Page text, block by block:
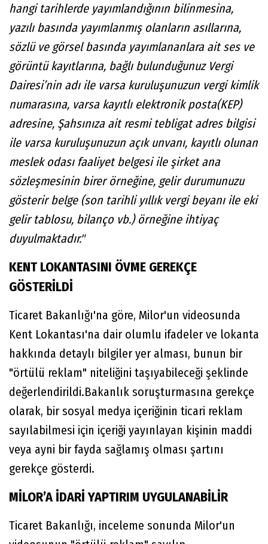
hangi tarihlerde yayımlandığının bilinmesina,
yazılı basında yayımlanmış olanların asıllarına,
sözlü ve görsel basında yayımlananlara ait ses ve
görüntü kayıtlarına, bağlı bulunduğunuz Vergi
Dairesi’nin adı ile varsa kuruluşunuzun vergi kimlik
numarasına, varsa kayıtlı elektronik posta(KEP)
adresine, Şahsınıza ait resmi tebligat adres bilgisi
ile varsa kuruluşunuzun açık unvanı, kayıtlı olunan
meslek odası faaliyet belgesi ile şirket ana
sözleşmesinin birer örneğine, gelir durumunuzu
gösterir belge (son tarihli yıllık vergi beyanı ile eki
gelir tablosu, bilanço vb.) örneğine ihtiyaç
duyulmaktadır."
KENT LOKANTASINI ÖVME GEREKÇE
GÖSTERİLDİ
Ticaret Bakanlığı'na göre, Milor'un videosunda
Kent Lokantası'na dair olumlu ifadeler ve lokanta
hakkında detaylı bilgiler yer alması, bunun bir
"örtülü reklam" niteliğini taşıyabileceği şeklinde
değerlendirildi.Bakanlık soruşturmasına gerekçe
olarak, bir sosyal medya içeriğinin ticari reklam
sayılabilmesi için içeriği yayınlayan kişinin maddi
veya ayni bir fayda sağlamış olması şartını
gerekçe gösterdi.
MİLOR’A İDARİ YAPTIRIM UYGULANABİLİR
Ticaret Bakanlığı, inceleme sonunda Milor'un